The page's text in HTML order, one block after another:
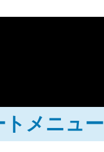
トメニュー